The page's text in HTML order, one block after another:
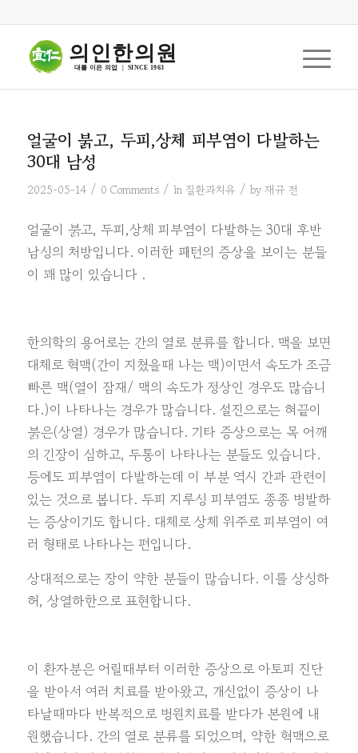
의인한의원
대를 이은 의업  |  SINCE 1963
얼굴이 붉고, 두피,상체 피부염이 다발하는
30대 남성
2025-05-14 / 0 Comments / in 질환과치유 / by 재규 전
얼굴이 붉고, 두피,상체 피부염이 다발하는 30대 후반
남성의 처방입니다. 이러한 패턴의 증상을 보이는 분들
이 꽤 많이 있습니다 .
한의학의 용어로는 간의 열로 분류를 합니다. 맥을 보면
대체로 혁맥(간이 지쳤을때 나는 맥)이면서 속도가 조금
빠른 맥(열이 잠재/ 맥의 속도가 정상인 경우도 많습니
다.)이 나타나는 경우가 많습니다. 설진으로는 혀끝이
붉은(상열) 경우가 많습니다. 기타 증상으로는 목 어깨
의 긴장이 심하고, 두통이 나타나는 분들도 있습니다.
등에도 피부염이 다발하는데 이 부분 역시 간과 관련이
있는 것으로 봅니다. 두피 지루성 피부염도 종종 병발하
는 증상이기도 합니다. 대체로 상체 위주로 피부염이 여
러 형태로 나타나는 편입니다.
상대적으로는 장이 약한 분들이 많습니다. 이를 상성하
허, 상열하한으로 표현합니다.
이 환자분은 어릴때부터 이러한 증상으로 아토피 진단
을 받아서 여러 치료를 받아왔고, 개선없이 증상이 나
타날때마다 반복적으로 병원치료를 받다가 본원에 내
원했습니다. 간의 열로 분류를 되었으며, 약한 혁맥으로